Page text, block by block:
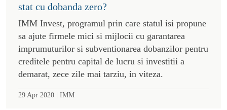
stat cu dobanda zero?
IMM Invest, programul prin care statul isi propune
sa ajute firmele mici si mijlocii cu garantarea
imprumuturilor si subventionarea dobanzilor pentru
creditele pentru capital de lucru si investitii a
demarat, zece zile mai tarziu, in viteza.
29 Apr 2020 | IMM